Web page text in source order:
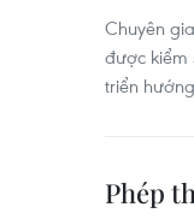
Chuyên
được kiểm
triển
Phép